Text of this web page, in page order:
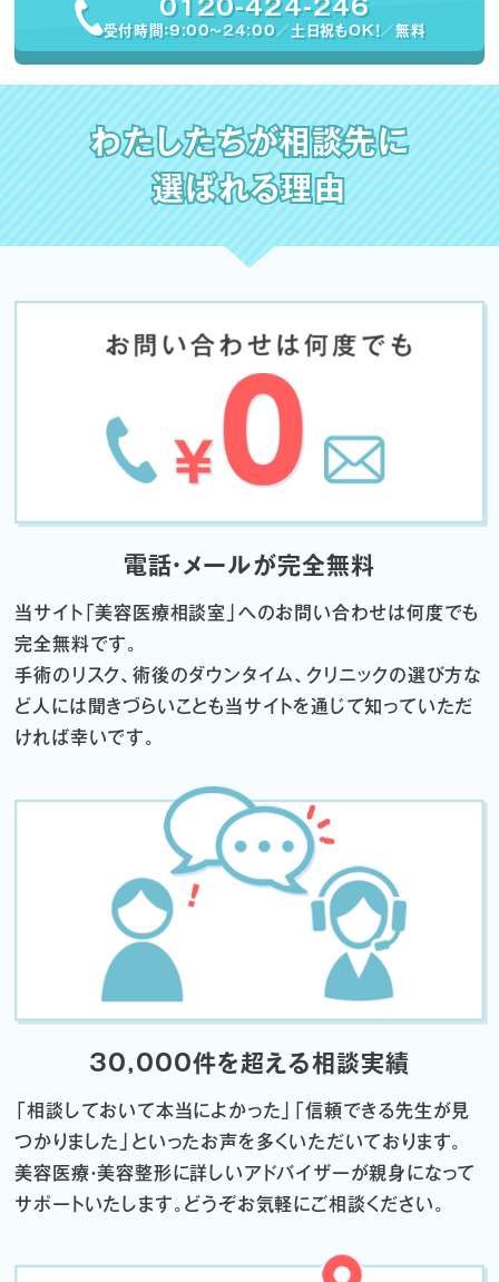
0120-424-246
受付時間：9:00〜24:00／土日祝もOK！／無料
わたしたちが相談先に
選ばれる理由
電話・メールが完全無料
当サイト「美容医療相談室」へのお問い合わせは何度でも
完全無料です。
手術のリスク、術後のダウンタイム、クリニックの選び方な
ど 人には聞きづらいことも当サイトを通じて知っていただ
ければ幸いです。
30,000件を超える相談実績
「相談しておいて本当によかった」「信頼できる先生が見
つかりました」 といったお声を多くいただいております。
美容医療・美容整形に詳しいアドバイザーが親身になって
サポートいたします。 どうぞお気軽にご相談ください。